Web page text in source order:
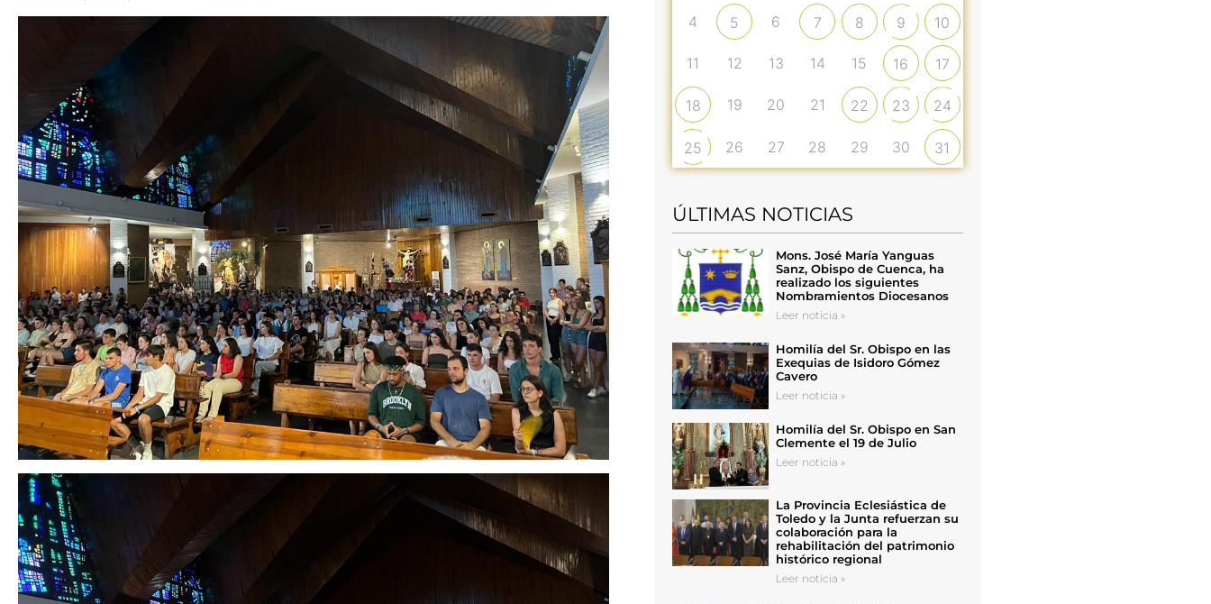
4 5 6 7 8 9 10
11 12 13 14 15 16 17
18 19 20 21 22 23 24
25 26 27 28 29 30 31
ÚLTIMAS NOTICIAS
Mons. José María Yanguas
Sanz, Obispo de Cuenca, ha
realizado los siguientes
Nombramientos Diocesanos
Leer noticia »
Homilía del Sr. Obispo en las
Exequias de Isidoro Gómez
Cavero
Leer noticia »
Homilía del Sr. Obispo en San
Clemente el 19 de Julio
Leer noticia »
La Provincia Eclesiástica de
Toledo y la Junta refuerzan su
colaboración para la
rehabilitación del patrimonio
histórico regional
Leer noticia »